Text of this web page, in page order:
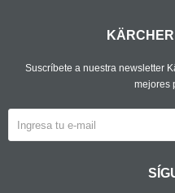
Suscríbete a nuestra newsletter
mejores